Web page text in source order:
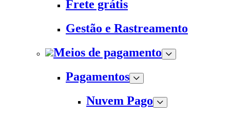
Frete grátis
Gestão e Rastreamento
Meios de pagamento
Pagamentos
Nuvem Pago